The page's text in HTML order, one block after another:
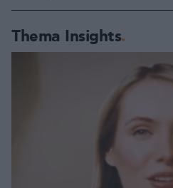
Thema Insights